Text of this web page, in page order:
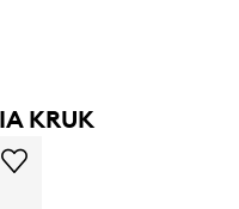
KRUK